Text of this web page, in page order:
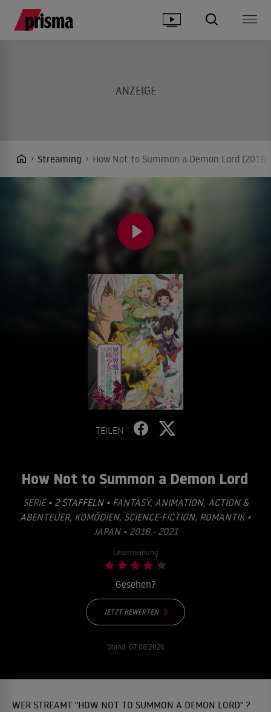
Streaming How Not to Summon a Demon Lord
TEILEN
How Not to Summon a Demon Lord
SERIE • 2 STAFFELN • FANTASY, ANIMATION, ACTION &
ABENTEUER, KOMÖDIEN, SCIENCE-FICTION, ROMANTIK•
JAPAN • 2018 - 2021
Lesermeinung
Gesehen?
JETZT BEWERTEN
Stand: 07.08.2026
WER STREAMT "HOW NOT TO SUMMON A DEMON LORD" ?